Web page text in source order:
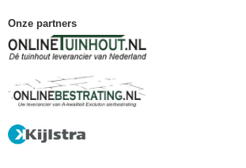
Onze partners